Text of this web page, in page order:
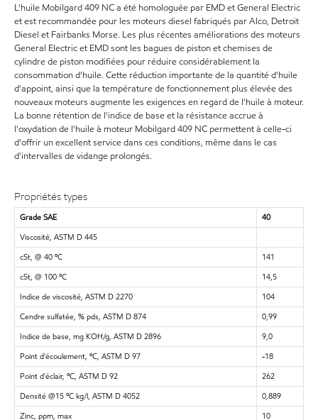
L'huile Mobilgard 409 NC a été homologuée par EMD et General Electric
et est recommandée pour les moteurs diesel fabriqués par Alco, Detroit
Diesel et Fairbanks Morse. Les plus récentes améliorations des moteurs
General Electric et EMD sont les bagues de piston et chemises de
cylindre de piston modifiées pour réduire considérablement la
consommation d'huile. Cette réduction importante de la quantité d'huile
d'appoint, ainsi que la température de fonctionnement plus élevée des
nouveaux moteurs augmente les exigences en regard de l'huile à moteur.
La bonne rétention de l'indice de base et la résistance accrue à
l'oxydation de l'huile à moteur Mobilgard 409 NC permettent à celle-ci
d'offrir un excellent service dans ces conditions, même dans le cas
d'intervalles de vidange prolongés.
Propriétés types
Grade SAE
40
Viscosité, ASTM D 445
cSt, @ 40 ºC
141
cSt, @ 100 ºC
14,5
Indice de viscosité, ASTM D 2270
104
Cendre sulfatée, % pds, ASTM D 874
0,99
Indice de base, mg KOH/g, ASTM D 2896
9,0
Point d'écoulement, ºC, ASTM D 97
-18
Point d'éclair, ºC, ASTM D 92
262
Densité @15 ºC kg/l, ASTM D 4052
0,889
Zinc, ppm, max
10